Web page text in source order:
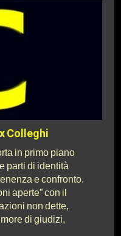
Colleghi
in primo piano
parti di identità
e confronto.
aperte” con il
non dette,
di giudizi,